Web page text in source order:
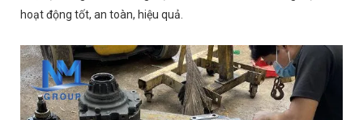
hoạt động tốt, an toàn, hiệu quả.